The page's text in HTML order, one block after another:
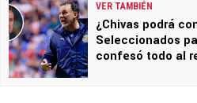
VER TAMBIÉN
¿Chivas podrá
Seleccionados
confesó todo al